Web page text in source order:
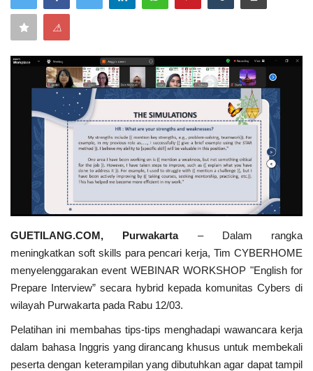
Pelanggaran
Ketertiban
Keamanan
Kejahatan
Cybers Event
UMKM & Ekonomi Kreatif
Pekerja Migran Indonesia
Ekonomi
Pendidikan
Informasi Journalism
⚠
GUETILANG.COM, Purwakarta– Dalam rangka
meningkatkan soft skills para pencari kerja, Tim CYBERHOME
menyelenggarakan event WEBINAR WORKSHOP "English for
Prepare Interview” secara hybrid kepada komunitas Cybers di
wilayah Purwakarta pada Rabu 12/03.
Pelatihan ini membahas tips-tips menghadapi wawancara kerja
dalam bahasa Inggris yang dirancang khusus untuk membekali
peserta dengan keterampilan yang dibutuhkan agar dapat tampil